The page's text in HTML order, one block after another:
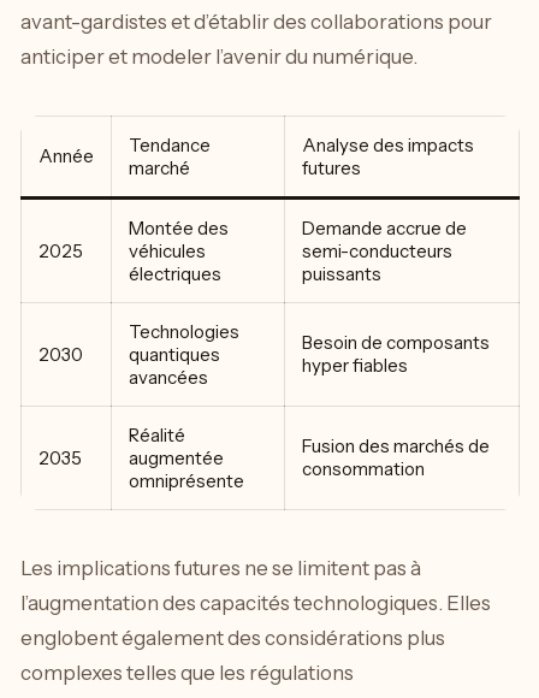
avant-gardistes et d’établir des collaborations pour
anticiper et modeler l’avenir du numérique.
Année
Tendance
marché
Analyse des impacts
futures
2025
Montée des
véhicules
électriques
Demande accrue de
semi-conducteurs
puissants
2030
Technologies
quantiques
avancées
Besoin de composants
hyper fiables
2035
Réalité
augmentée
omniprésente
Fusion des marchés de
consommation
Les implications futures ne se limitent pas à
l’augmentation des capacités technologiques. Elles
englobent également des considérations plus
complexes telles que les régulations